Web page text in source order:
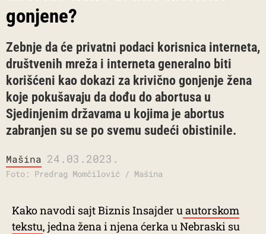
gonjene?
Zebnje da će privatni podaci korisnica interneta,
društvenih mreža i interneta generalno biti
korišćeni kao dokazi za krivično gonjenje žena
koje pokušavaju da dođu do abortusa u
Sjedinjenim državama u kojima je abortus
zabranjen su se po svemu sudeći obistinile.
Mašina 24.03.2023.
Foto: Predrag Momčilović / Mašina
Kako navodi sajt Biznis Insajder uautorskom
tekstu, jedna žena i njena ćerka u Nebraski su